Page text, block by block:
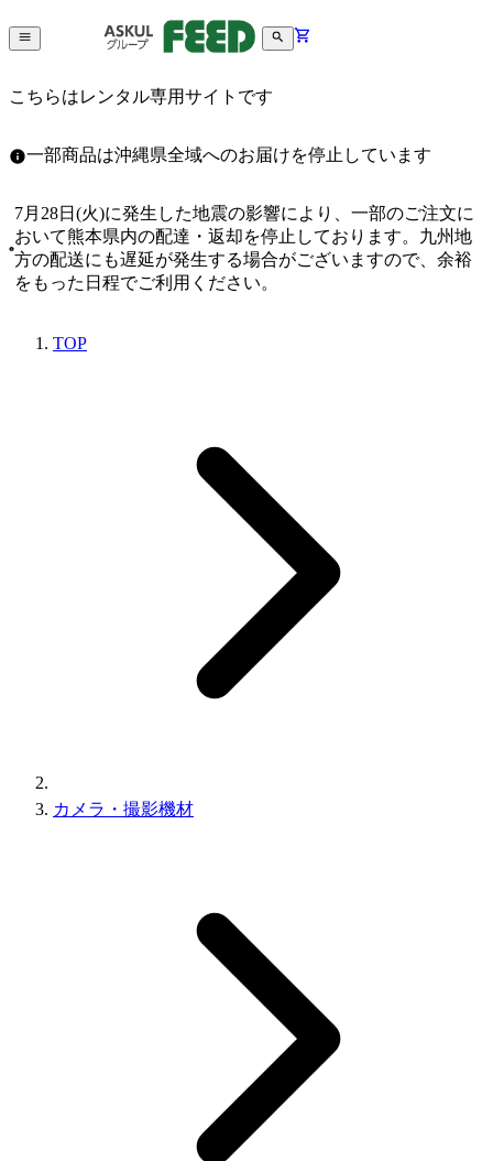
こちらはレンタル専用サイトです
一部商品は沖縄県全域へのお届けを停止しています
7月28日(火)に発生した地震の影響により、一部のご注文に
おいて熊本県内の配達・返却を停止しております。九州地
方の配送にも遅延が発生する場合がございますので、余裕
をもった日程でご利用ください。
TOP
カメラ・撮影機材